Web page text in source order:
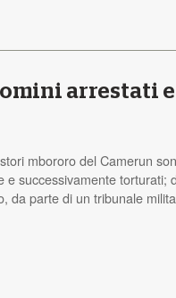
arrestati e
mbororo del Camerun
e successivamente torturati;
da parte di un tribunale